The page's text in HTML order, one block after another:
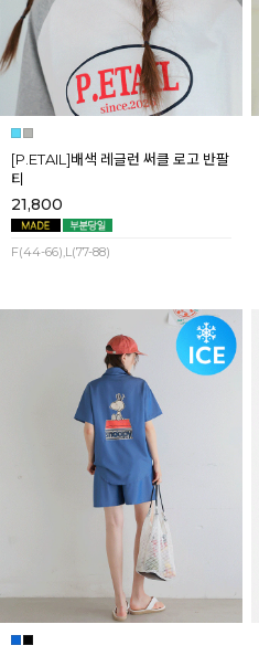
[P.ETAIL]배색 레글런 써클 로고 반팔
티
21,800
F(44-66),L(77-88)